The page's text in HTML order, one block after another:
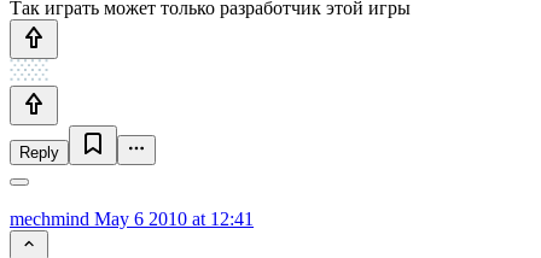
Так играть может только разработчик этой игры
Reply
mechmind May 6 2010 at 12:41